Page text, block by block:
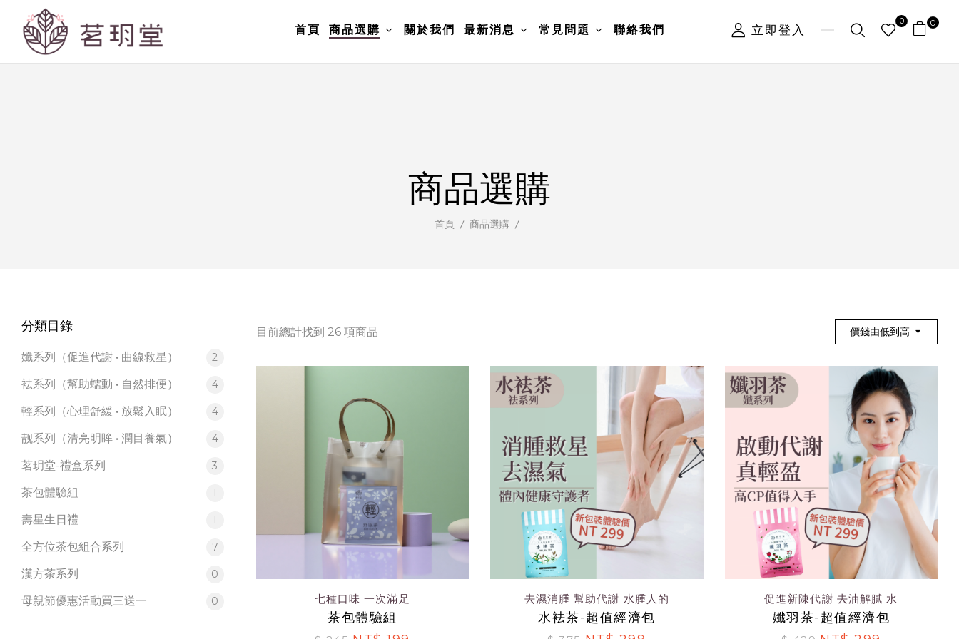
春
首頁 商品選購 關於我們 最新消息 常見問題 聯絡我們 立即登入
0 0
商品選購
首頁 商品選購
分類目錄
孅系列（促進代謝 • 曲線救星） 2
袪系列（幫助蠕動 • 自然排便） 4
輕系列（心理舒緩 • 放鬆入眠） 4
靓系列（清亮明眸 • 潤目養氣） 4
茗玥堂-禮盒系列 3
茶包體驗組 1
壽星生日禮 1
全方位茶包組合系列 7
漢方茶系列 0
母親節優惠活動買三送一 0
目前總計找到 26 項商品 價錢由低到高
七種口味 一次滿足
茶包體驗組
去濕消腫 幫助代謝 水腫人的
水袪茶-超值經濟包
促進新陳代謝 去油解膩 水
孅羽茶-超值經濟包